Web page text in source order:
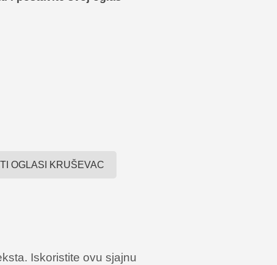
OGLASI KRUŠEVAC
Iskoristite ovu sjajnu